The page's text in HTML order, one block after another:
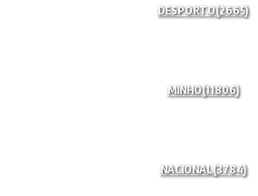
DESPORTO(2665)
MINHO(11806)
NACIONAL(3784)